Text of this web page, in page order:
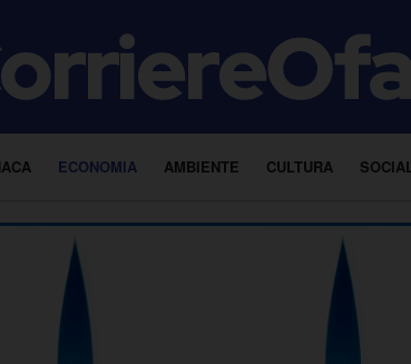
ECONOMIA AMBIENTE CULTURA